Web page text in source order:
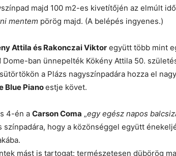
majd 100 m2-es kivetítőjén az elmúlt
mentem pörög majd. (A belépés ingyenes.)
Attila és Rakonczai Viktor együtt több mint
Dome-ban ünnepelték Kökény Attila 50.
a Plázs nagyszínpadára hozza el
Blue Pianoestje követ.
4-én a Carson Coma „egy egész napos
színpadára, hogy a közönséggel együtt
mást is tartogat: természetesen dübörög